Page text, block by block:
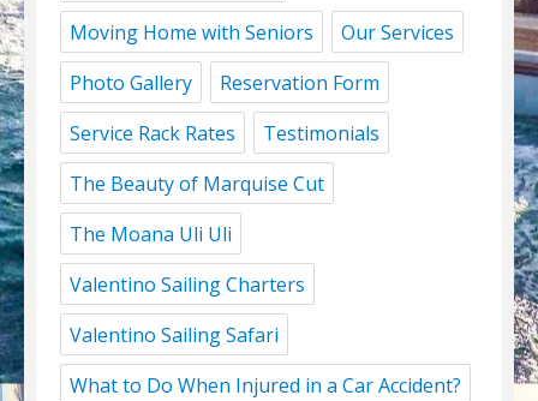
Moving Home with Seniors
Our Services
Photo Gallery
Reservation Form
Service Rack Rates
Testimonials
The Beauty of Marquise Cut
The Moana Uli Uli
Valentino Sailing Charters
Valentino Sailing Safari
What to Do When Injured in a Car Accident?